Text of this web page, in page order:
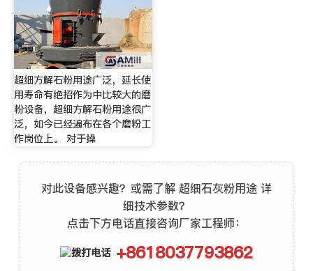
超细方解石粉用途广泛，延长使
用寿命有绝招作为中比较大的磨
粉设备，超细方解石粉用途很广
泛，如今已经遍布在各个磨粉工
作岗位上。 对于操
对此设备感兴趣？或需了解 超细石灰粉用途 详
细技术参数？
点击下方电话直接咨询厂家工程师：
+8618037793862